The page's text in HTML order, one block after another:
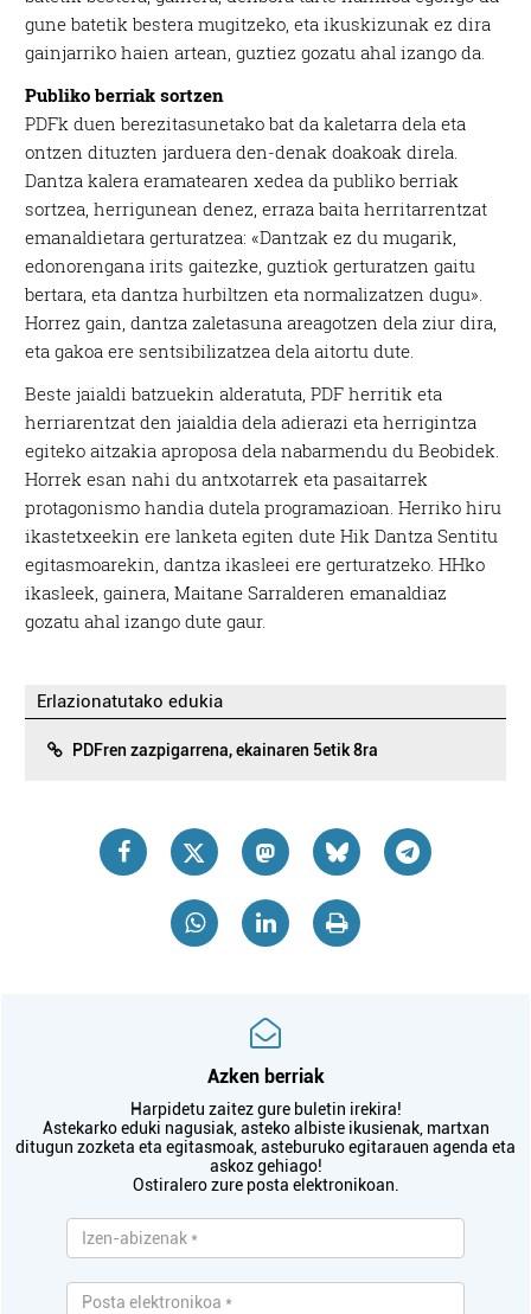
gune batetik bestera mugitzeko, eta ikuskizunak ez dira
gainjarriko haien artean, guztiez gozatu ahal izango da.
Publiko berriak sortzen
PDFk duen berezitasunetako bat da kaletarra dela eta
ontzen dituzten jarduera den-denak doakoak direla.
Dantza kalera eramatearen xedea da publiko berriak
sortzea, herrigunean denez, erraza baita herritarrentzat
emanaldietara gerturatzea: «Dantzak ez du mugarik,
edonorengana irits gaitezke, guztiok gerturatzen gaitu
bertara, eta dantza hurbiltzen eta normalizatzen dugu».
Horrez gain, dantza zaletasuna areagotzen dela ziur dira,
eta gakoa ere sentsibilizatzea dela aitortu dute.
Beste jaialdi batzuekin alderatuta, PDF herritik eta
herriarentzat den jaialdia dela adierazi eta herrigintza
egiteko aitzakia aproposa dela nabarmendu du Beobidek.
Horrek esan nahi du antxotarrek eta pasaitarrek
protagonismo handia dutela programazioan. Herriko hiru
ikastetxeekin ere lanketa egiten dute Hik Dantza Sentitu
egitasmoarekin, dantza ikasleei ere gerturatzeko. HHko
ikasleek, gainera, Maitane Sarralderen emanaldiaz
gozatu ahal izango dute gaur.
Erlazionatutako edukia
PDFren zazpigarrena, ekainaren 5etik 8ra
Azken berriak
Harpidetu zaitez gure buletin irekira!
Astekarko eduki nagusiak, asteko albiste ikusienak, martxan
ditugun zozketa eta egitasmoak, asteburuko egitarauen agenda eta
askoz gehiago!
Ostiralero zure posta elektronikoan.